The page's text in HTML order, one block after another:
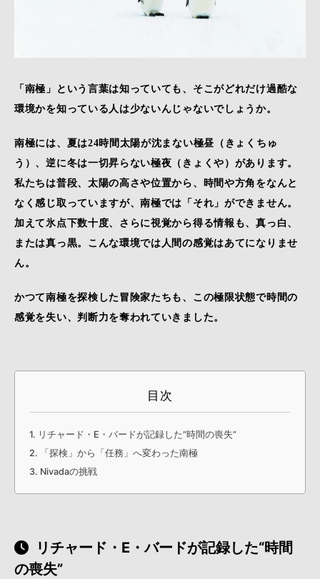
「南極」という言葉は知っていても、そこがどれだけ過酷な
環境かを知っている人は少ないんじゃないでしょうか。
南極には、夏は24時間太陽が沈まない極昼（きょくちゅ
う）、逆に冬は一切昇らない極夜（きょくや）があります。
私たちは普段、太陽の高さや位置から、時間や方角をなんと
なく感じ取っていますが、南極では「それ」ができません。
加えて氷点下数十度、さらに視覚から得る情報も、真っ白、
または真っ黒。こんな環境では人間の感覚はあてになりませ
ん。
かつて南極を探検した冒険家たちも、この極限状態で時間の
感覚を失い、判断力を奪われていきました。
目次
リチャード・E・バードが記録した“時間の喪失”
「探検」から「任務」へ変わった南極
Nivadaの挑戦
リチャード・E・バードが記録した“時間
の喪失”